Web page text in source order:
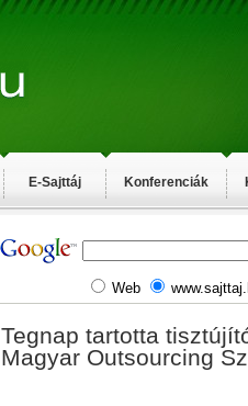
E-Sajttáj Konferenciák
Web
Tegnap tartotta
Magyar Outsourcing